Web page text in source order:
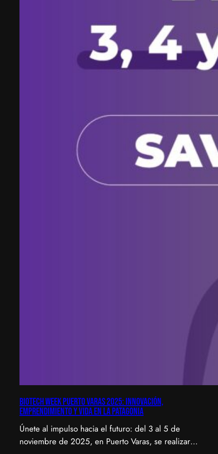
Biotech Week Puerto Varas 2025: Innovación,
emprendimiento y vida en la Patagonia
Únete al impulso hacia el futuro: del 3 al 5 de
noviembre de 2025, en Puerto Varas, se realizará